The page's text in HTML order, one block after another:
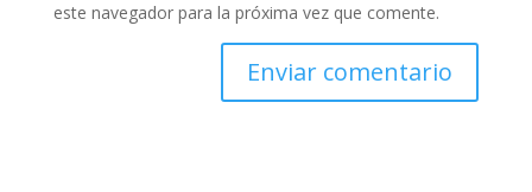
este navegador para la próxima vez que comente.